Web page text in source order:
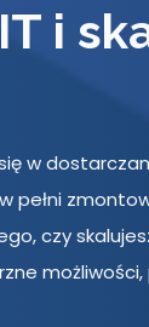
i
w
pełni
czy